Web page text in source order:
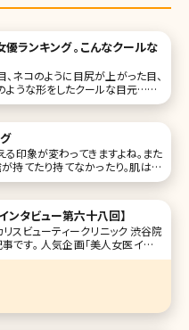
ランキング 。こんなクールな
ネコのように目尻が上がった目、
ような形をしたクールな目元……。
としたつり目に憧れる」という人は
る印象が変わってきますよね。また
持てたり持てなかったり。肌は女
パーツよりも重要なポイントかもし
芸能人をまとめてみました!ランキ
ンタビュー第六十八回】
スビューティークリニック 渋谷院
です。 人気企画「美人女医インタ
京・渋谷のカリスビューティークリ
）渋谷院の巴窓花（ともえ まど